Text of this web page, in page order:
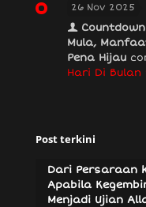
26 Nov 2025
Mula,
Pena Hijau
Hari Di Bulan
Post terkini
Dari Persaraan
Apabila
Menjadi Ujian